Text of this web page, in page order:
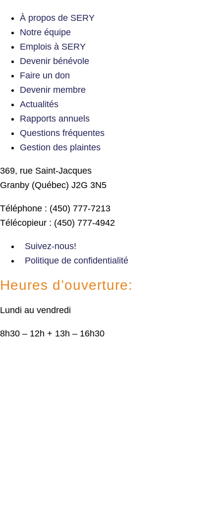
À propos de SERY
Notre équipe
Emplois à SERY
Devenir bénévole
Faire un don
Devenir membre
Actualités
Rapports annuels
Questions fréquentes
Gestion des plaintes
369, rue Saint-Jacques
Granby (Québec) J2G 3N5
Téléphone : (450) 777-7213
Télécopieur : (450) 777-4942
Suivez-nous!
Politique de confidentialité
Heures d’ouverture:
Lundi au vendredi
8h30 – 12h + 13h – 16h30